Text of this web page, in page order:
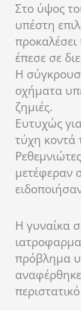
Στο ύψος
υπέστη
έπεσε σε
Η
οχήματα
ζημιές.
Ευτυχώς
τύχη κοντά
μετέφεραν
Η γυναίκα
πρόβλημα
αναφέρθηκε
περιστατικό